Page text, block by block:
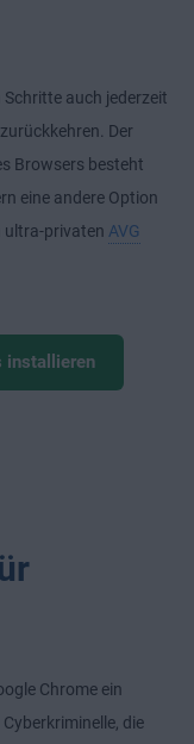
auch jederzeit
Der
Browsers besteht
eine andere Option
ultra-privaten AVG
installieren
Chrome ein
die